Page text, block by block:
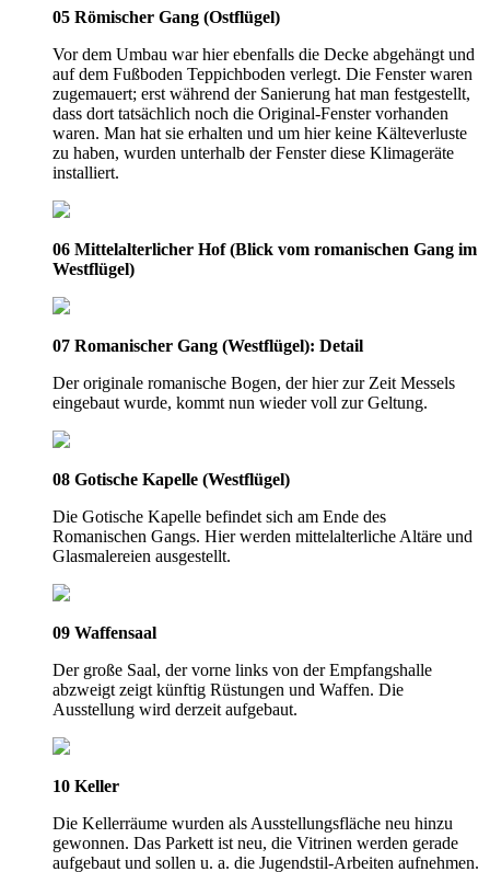
05 Römischer Gang (Ostflügel)
Vor dem Umbau war hier ebenfalls die Decke abgehängt und
auf dem Fußboden Teppichboden verlegt. Die Fenster waren
zugemauert; erst während der Sanierung hat man festgestellt,
dass dort tatsächlich noch die Original-Fenster vorhanden
waren. Man hat sie erhalten und um hier keine Kälteverluste
zu haben, wurden unterhalb der Fenster diese Klimageräte
installiert.
06 Mittelalterlicher Hof (Blick vom romanischen Gang im
Westflügel)
07 Romanischer Gang (Westflügel): Detail
Der originale romanische Bogen, der hier zur Zeit Messels
eingebaut wurde, kommt nun wieder voll zur Geltung.
08 Gotische Kapelle (Westflügel)
Die Gotische Kapelle befindet sich am Ende des
Romanischen Gangs. Hier werden mittelalterliche Altäre und
Glasmalereien ausgestellt.
09 Waffensaal
Der große Saal, der vorne links von der Empfangshalle
abzweigt zeigt künftig Rüstungen und Waffen. Die
Ausstellung wird derzeit aufgebaut.
10 Keller
Die Kellerräume wurden als Ausstellungsfläche neu hinzu
gewonnen. Das Parkett ist neu, die Vitrinen werden gerade
aufgebaut und sollen u. a. die Jugendstil-Arbeiten aufnehmen.